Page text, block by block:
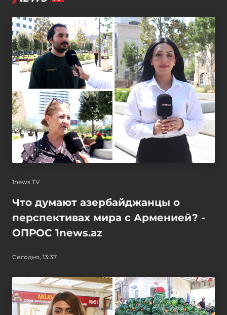
1news TV
Что думают азербайджанцы о
перспективах мира с Арменией? -
ОПРОС 1news.az
Сегодня, 13:37